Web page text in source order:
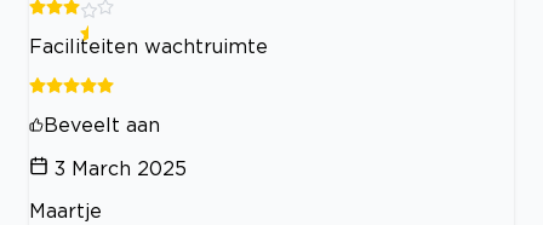
Faciliteiten wachtruimte
Beveelt aan
3 March 2025
Maartje